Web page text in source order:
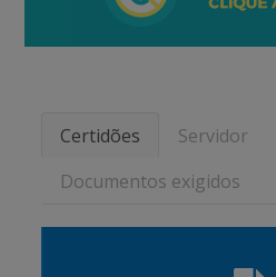
Certidões
Servidor
Documentos exigidos